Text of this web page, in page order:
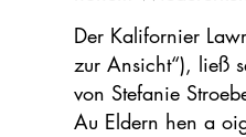
Der Kalifornier
zur Ansicht“), ließ
von Stefanie
Au Eldern hen a